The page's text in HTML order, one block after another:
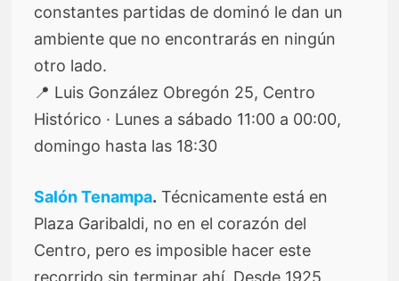
constantes partidas de dominó le dan un
ambiente que no encontrarás en ningún
otro lado.
📍 Luis González Obregón 25, Centro
Histórico · Lunes a sábado 11:00 a 00:00,
domingo hasta las 18:30
Salón Tenampa. Técnicamente está en
Plaza Garibaldi, no en el corazón del
Centro, pero es imposible hacer este
recorrido sin terminar ahí. Desde 1925,